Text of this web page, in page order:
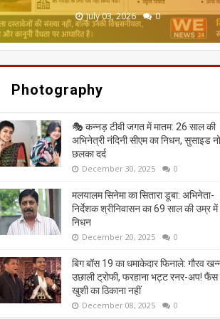
July 19, 2026 0
July 12, 2026 0
July 03, 2026 0
June 20, 2026 0
May 13, 2026 0
Photography
🎭 कन्नड़ टीवी जगत में मातम: 26 साल की
अभिनेत्री नंदिनी सीएम का निधन, सुसाइड
छलका दर्द
December 30, 2025 0
मलयालम सिनेमा का सितारा डूबा: अभिनेता-
निर्देशक श्रीनिवासन का 69 साल की उम्र में
निधन
December 20, 2025 0
बिग बॉस 19 का धमाकेदार फिनाले: गौरव
उछाली ट्रोफी, फरहाना भट्ट रनर-अप! फैंस
खुशी का ठिकाना नहीं
December 08, 2025 0